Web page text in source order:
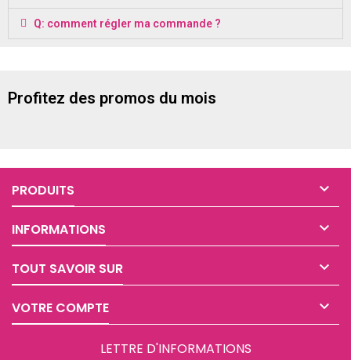
Q: comment régler ma commande ?
Profitez des promos du mois
PRODUITS 
INFORMATIONS 
TOUT SAVOIR SUR 
VOTRE COMPTE 
LETTRE D'INFORMATIONS